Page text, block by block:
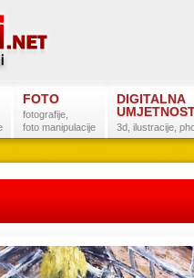
FOTO
fotografije,
foto manipulacije
DIGITALNA
3d, ilustracije,